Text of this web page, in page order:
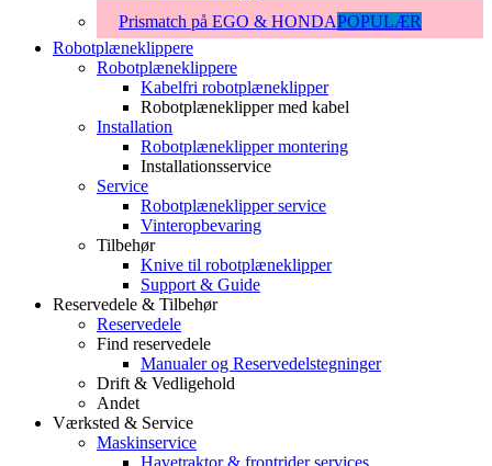
Prismatch på EGO & HONDAPOPULÆR
Robotplæneklippere
Robotplæneklippere
Kabelfri robotplæneklipper
Robotplæneklipper med kabel
Installation
Robotplæneklipper montering
Installationsservice
Service
Robotplæneklipper service
Vinteropbevaring
Tilbehør
Knive til robotplæneklipper
Support & Guide
Reservedele & Tilbehør
Reservedele
Find reservedele
Manualer og Reservedelstegninger
Drift & Vedligehold
Andet
Værksted & Service
Maskinservice